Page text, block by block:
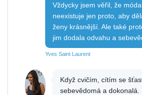
Vždycky jsem věřil, že móda
neexistuje jen proto, aby
ženy krásnější. Ale také
jim dodala odvahu a
Yves Saint Laurent
Když cvičím, cítím se
sebevědomá a dokonalá.